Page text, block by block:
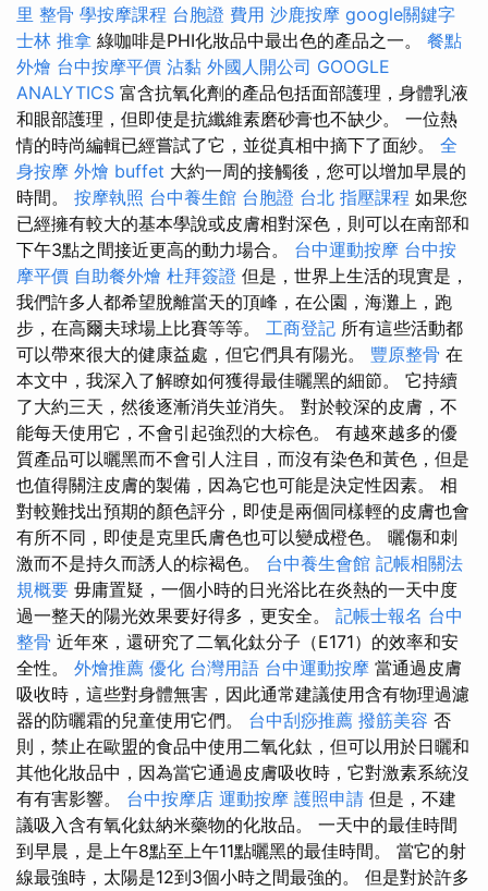
里 整骨 學按摩課程 台胞證 費用 沙鹿按摩 google關鍵字
士林 推拿 綠咖啡是PHI化妝品中最出色的產品之一。 餐點
外燴 台中按摩平價 沾黏 外國人開公司 GOOGLE
ANALYTICS 富含抗氧化劑的產品包括面部護理，身體乳液
和眼部護理，但即使是抗纖維素磨砂膏也不缺少。 一位熱
情的時尚編輯已經嘗試了它，並從真相中摘下了面紗。 全
身按摩 外燴 buffet 大約一周的接觸後，您可以增加早晨的
時間。 按摩執照 台中養生館 台胞證 台北 指壓課程 如果您
已經擁有較大的基本學說或皮膚相對深色，則可以在南部和
下午3點之間接近更高的動力場合。 台中運動按摩 台中按
摩平價 自助餐外燴 杜拜簽證 但是，世界上生活的現實是，
我們許多人都希望脫離當天的頂峰，在公園，海灘上，跑
步，在高爾夫球場上比賽等等。 工商登記 所有這些活動都
可以帶來很大的健康益處，但它們具有陽光。 豐原整骨 在
本文中，我深入了解瞭如何獲得最佳曬黑的細節。 它持續
了大約三天，然後逐漸消失並消失。 對於較深的皮膚，不
能每天使用它，不會引起強烈的大棕色。 有越來越多的優
質產品可以曬黑而不會引人注目，而沒有染色和黃色，但是
也值得關注皮膚的製備，因為它也可能是決定性因素。 相
對較難找出預期的顏色評分，即使是兩個同樣輕的皮膚也會
有所不同，即使是克里氏膚色也可以變成橙色。 曬傷和刺
激而不是持久而誘人的棕褐色。 台中養生會館 記帳相關法
規概要 毋庸置疑，一個小時的日光浴比在炎熱的一天中度
過一整天的陽光效果要好得多，更安全。 記帳士報名 台中
整骨 近年來，還研究了二氧化鈦分子（E171）的效率和安
全性。 外燴推薦 優化 台灣用語 台中運動按摩 當通過皮膚
吸收時，這些對身體無害，因此通常建議使用含有物理過濾
器的防曬霜的兒童使用它們。 台中刮痧推薦 撥筋美容 否
則，禁止在歐盟的食品中使用二氧化鈦，但可以用於日曬和
其他化妝品中，因為當它通過皮膚吸收時，它對激素系統沒
有有害影響。 台中按摩店 運動按摩 護照申請 但是，不建
議吸入含有氧化鈦納米藥物的化妝品。 一天中的最佳時間
到早晨，是上午8點至上午11點曬黑的最佳時間。 當它的射
線最強時，太陽是12到3個小時之間最強的。 但是對於許多